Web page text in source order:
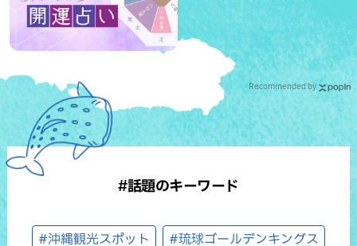
Recommended by
#話題のキーワード
#沖縄観光スポット #琉球ゴールデンキングス